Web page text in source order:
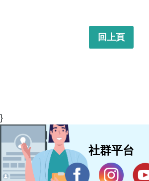
回上頁
}
社群平台